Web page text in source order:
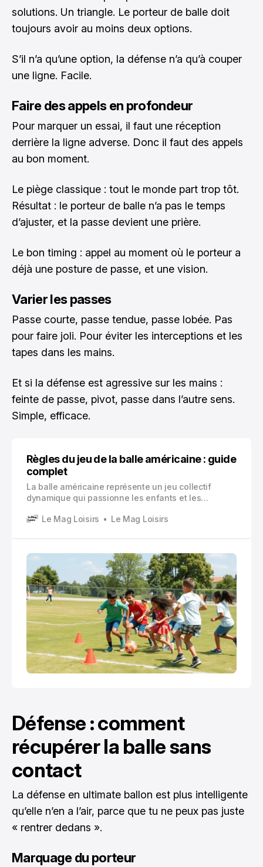
solutions. Un triangle. Le porteur de balle doit
toujours avoir au moins deux options.
S’il n’a qu’une option, la défense n’a qu’à couper
une ligne. Facile.
Faire des appels en profondeur
Pour marquer un essai, il faut une réception
derrière la ligne adverse. Donc il faut des appels
au bon moment.
Le piège classique : tout le monde part trop tôt.
Résultat : le porteur de balle n’a pas le temps
d’ajuster, et la passe devient une prière.
Le bon timing : appel au moment où le porteur a
déjà une posture de passe, et une vision.
Varier les passes
Passe courte, passe tendue, passe lobée. Pas
pour faire joli. Pour éviter les interceptions et les
tapes dans les mains.
Et si la défense est agressive sur les mains :
feinte de passe, pivot, passe dans l’autre sens.
Simple, efficace.
Règles du jeu de la balle américaine : guide
complet
La balle américaine représente un jeu collectif
dynamique qui passionne les enfants et les
d’élimination se pratique en extérieur ou dans une
un espace délimité pour créer des moments de
divertissement.
Le Mag Loisirs Le Mag Loisirs
Défense : comment
récupérer la balle sans
contact
La défense en ultimate ballon est plus intelligente
qu’elle n’en a l’air, parce que tu ne peux pas juste
« rentrer dedans ».
Marquage du porteur